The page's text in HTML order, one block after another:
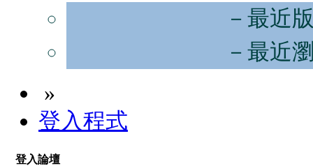
－最近
－最近
»
登入程式
登入論壇